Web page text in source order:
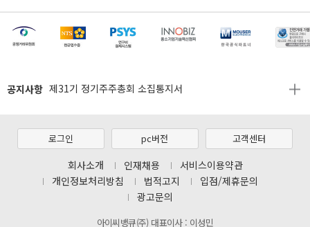
공지사항
[마일리지 적립 및 사용 정책 개편 안내]
[2026년 8월 신용카드 무이자 행사 안내]
[마일리지 적립 및 사용 정책 개편 안내]
제31기 정기주주총회 소집통지서
[마일리지 적립 및 사용 정책 개편 안내]
로그인 pc버전 고객센터
회사소개 인재채용
서비스이용약관
개인정보처리방침
법적고지
입점/제휴문의
광고문의
아이씨뱅큐(주) 대표이사 : 이성민